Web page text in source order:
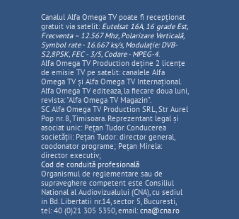
Canalul Alfa Omega TV poate fi recepționat
gratuit via satelit: Eutelsat 16A, 16 grade Est,
Frecventa – 12.567 Mhz, PolarizareVerticală,
Symbol rate - 16.667 ks/s, Modulație: DVB-
S2,8PSK, FEC - 3/5, Codare - MPEG-4.
Alfa Omega TV Production deține 2 licențe
de emisie TV pe satelit: canalele Alfa
Omega TV și Alfa Omega TV Internațional.
Alfa Omega TV editeaza, la fiecare doua luni,
revista: "Alfa Omega TV Magazin".
SC Alfa Omega TV Production SRL, Str Aurel
Pop nr. 8, Timisoara. Reprezentant legal și
asociat unic: Pețan Tudor. Conducerea
societății: Pețan Tudor: director general,
coodonator programe; Pețan Mirela:
director executiv;
Cod de conduită profesională
Organismul de reglementare sau de
supraveghere competent este Consiliul
National al Audiovizualului (CNA), cu sediul
in Bd. Libertatii nr.14, sector 5, Bucuresti,
tel: 40 (0)21 305 5350, email: cna@cna.ro